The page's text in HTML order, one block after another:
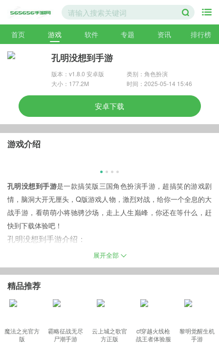
首页 游戏 软件 专题 资讯 排行榜
孔明没想到手游
版本：v1.8.0 安卓版
类别：角色扮演
大小：177.2M
时间：2025-05-14 15:46
安卓下载
游戏介绍
孔明没想到手游是一款搞笑版三国角色扮演手游，超搞笑的游戏剧
情，脑洞大开无厘头，Q版游戏人物，激烈对战，给你一个全息的大
战手游，看萌萌小将驰骋沙场，走上人生巅峰，你还在等什么，赶
快到下载体验吧！
孔明没想到手游介绍：
孔明没想到手游狗血剧情全程爆笑，Q萌武将颜值担当，笑看群雄争
大将军，走上人生巅峰。一场有预谋的逗比大战即将展开，无厘
头、无节操、无三观荣获全球穿越史学会三无认证，三弟不让二哥
倾情推荐。记住！人生苦短，珍惜今晚！
展开全部
精品推荐
魔法之光官方
版
霸略征战无尽
尸潮手游
云上城之歌官
方正版
cf穿越火线枪
战王者体验服
黎明觉醒生机
手游